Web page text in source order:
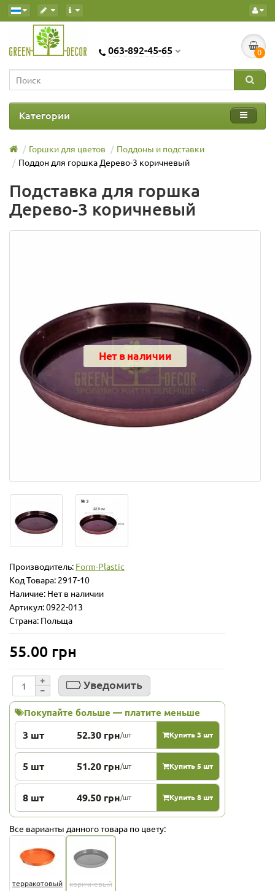
063-892-45-65 0
Категории
Горшки для цветов
Поддоны и подставки
Поддон для горшка Дерево-3 коричневый
Подставка для горшка
Дерево-3 коричневый
Нет в наличии
Производитель: Form-Plastic
Код Товара: 2917-10
Наличие: Нет в наличии
Артикул: 0922-013
Страна: Польща
55.00 грн
Уведомить
Покупайте больше — платите меньше
3 шт 52.30 грн/шт Купить 3 шт
5 шт 51.20 грн/шт Купить 5 шт
8 шт 49.50 грн/шт Купить 8 шт
Все варианты данного товара по цвету:
терракотовый коричневый